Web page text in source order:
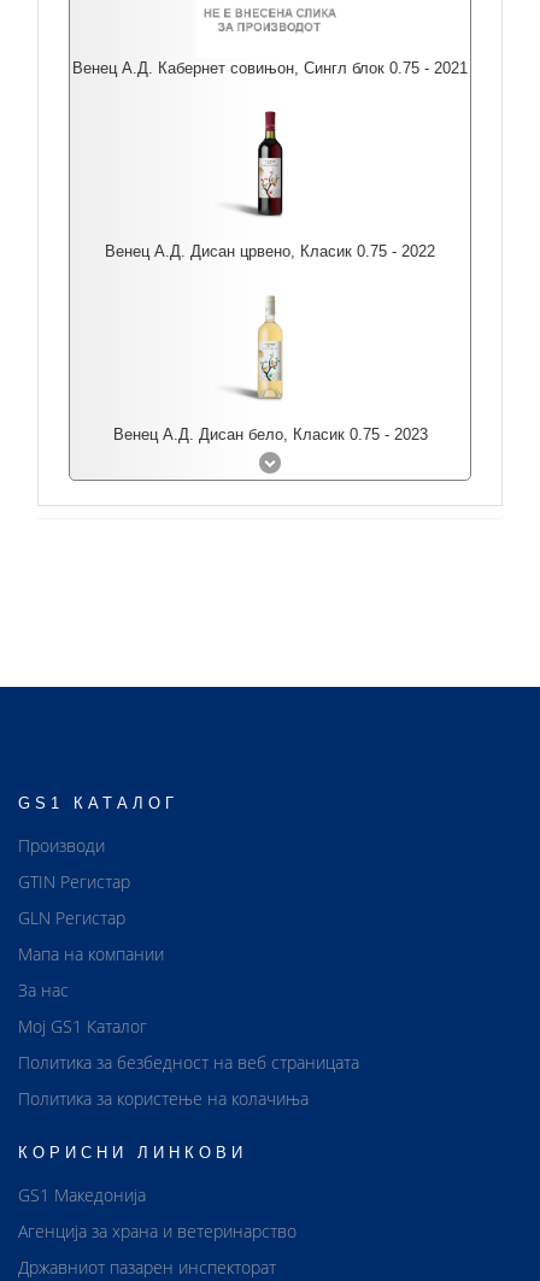
Венец А.Д. Кабернет совињон, Сингл блок 0.75 - 2021
Венец А.Д. Дисан црвено, Класик 0.75 - 2022
Венец А.Д. Дисан бело, Класик 0.75 - 2023
GS1 КАТАЛОГ
Производи
GTIN Регистар
GLN Регистар
Мапа на компании
За нас
Мој GS1 Каталог
Политика за безбедност на веб страницата
Политика за користење на колачиња
КОРИСНИ ЛИНКОВИ
GS1 Македонија
Агенција за храна и ветеринарство
Државниот пазарен инспекторат